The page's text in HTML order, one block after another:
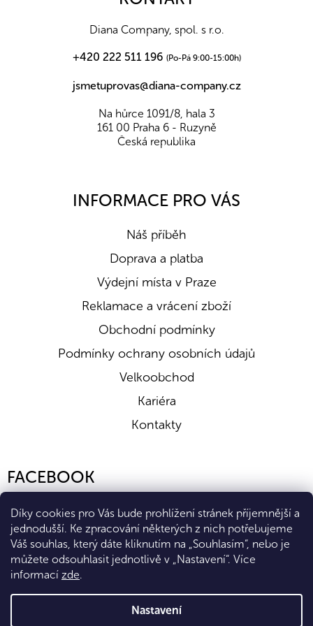
Díky cookies pro Vás bude prohlížení stránek příjemnější a
jednodušší. Ke zpracování některých z nich potřebujeme
Váš souhlas, který dáte kliknutím na „Souhlasím“, nebo je
můžete odsouhlasit jednotlivě v „Nastavení“. Více
informací zde.
Nastavení
Diana Company, spol. s r.o.
+420 222 511 196 (Po-Pá 9:00-15:00h)
jsmetuprovas@diana-company.cz
Na hůrce 1091/8, hala 3
161 00 Praha 6 - Ruzyně
Česká republika
INFORMACE PRO VÁS
Náš příběh
Doprava a platba
Výdejní místa v Praze
Reklamace a vrácení zboží
Obchodní podmínky
Podmínky ochrany osobních údajů
Velkoobchod
Kariéra
Kontakty
FACEBOOK
Vytvořil Shoptet Premium